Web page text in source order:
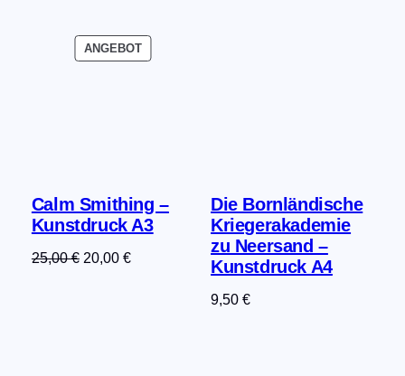
war:
25,00 €
ist:
20,00 €.
ANGEBOTPRODUKT
IM
Calm Smithing –
Kunstdruck A3
25,00€ Ursprünglicher
20,00 €Aktueller
Die Bornländische
Kriegerakademie
zu Neersand –
Kunstdruck A4
9,50€